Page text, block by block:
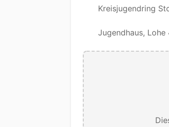
Kreisjugendring
Jugendhaus,